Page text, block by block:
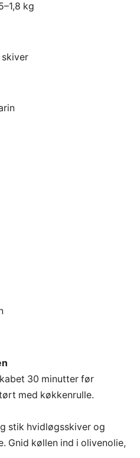
kg
30 minutter før
med køkkenrulle.
stik hvidløgsskiver og
Gnid køllen ind i olivenolie,